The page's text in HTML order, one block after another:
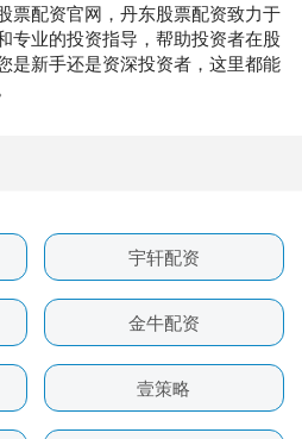
票配资官网，丹东股票配资致力于
专业的投资指导，帮助投资者在股
是新手还是资深投资者，这里都能
宇轩配资
金牛配资
壹策略